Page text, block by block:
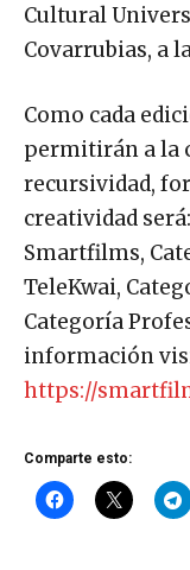
Cultural
Covarrubias, a
Como cada
permitirán a la
recursividad,
creatividad
Smartfilms,
TeleKwai,
Categoría
información
https://
Comparte esto: